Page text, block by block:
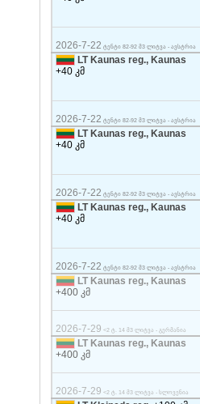
2026-7-22 ტენტი 82-92 მ3 ლიტვა - ავსტრია
LT Kaunas reg., Kaunas
+40 კმ
2026-7-22 ტენტი 82-92 მ3 ლიტვა - ავსტრია
LT Kaunas reg., Kaunas
+40 კმ
2026-7-22 ტენტი 82-92 მ3 ლიტვა - ავსტრია
LT Kaunas reg., Kaunas
+40 კმ
2026-7-22 ტენტი 82-92 მ3 ლიტვა - ავსტრია
LT Kaunas reg., Kaunas
+400 კმ
2026-7-29 <2 ტ. 14 მ3 ლიტვა - გერმანია
LT Kaunas reg., Kaunas
+400 კმ
2026-7-29 <2 ტ. 14 მ3 ლიტვა - სლოვენია